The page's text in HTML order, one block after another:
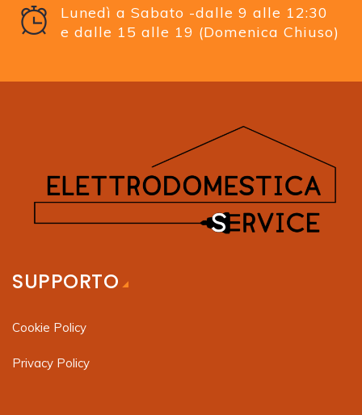
Lunedì a Sabato -dalle 9 alle 12:30
e dalle 15 alle 19 (Domenica Chiuso)
SUPPORTO
Cookie Policy
Privacy Policy